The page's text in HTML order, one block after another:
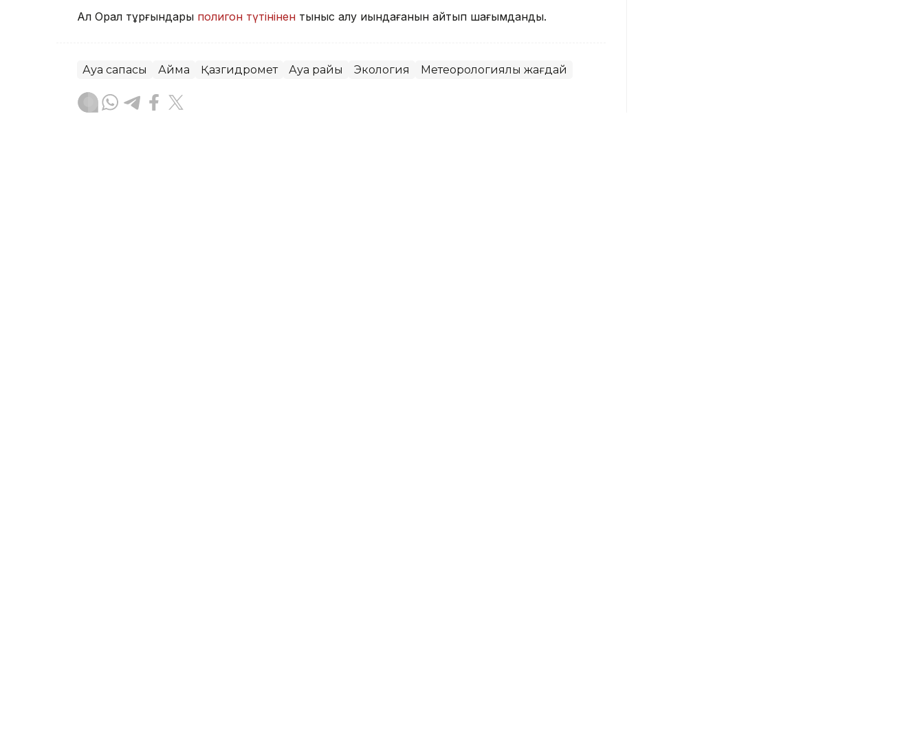
Ал Орал тұрғындары полигон түтінінен тыныс алу қиындағанын айтып шағымданды.
Ауа сапасы Аймақ Қазгидромет Ауа райы Экология Метеорологиялық жағдай